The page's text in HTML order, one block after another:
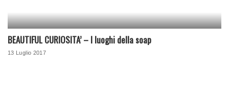
BEAUTIFUL CURIOSITA’ – I luoghi della soap
13 Luglio 2017